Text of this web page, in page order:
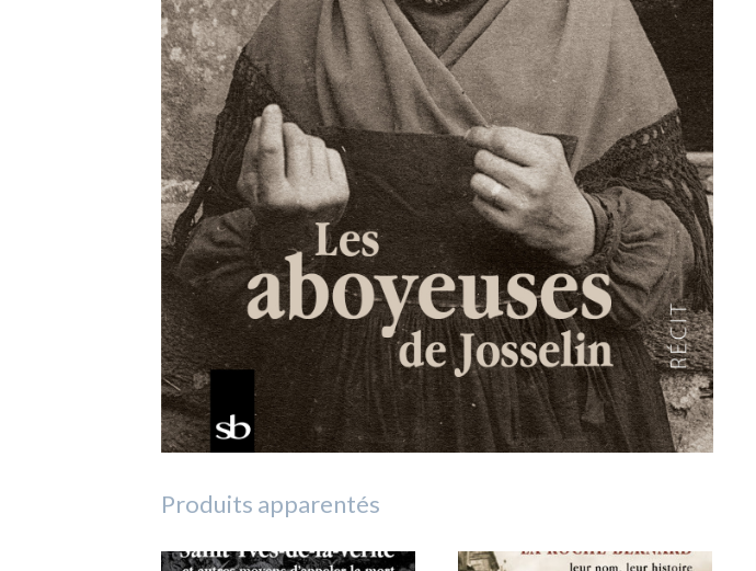
Produits apparentés